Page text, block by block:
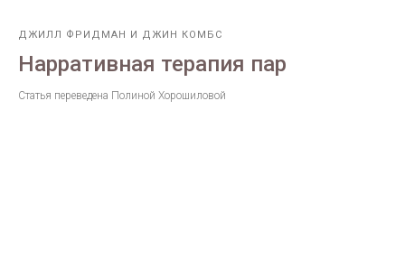
ДЖИЛЛ ФРИДМАН И ДЖИН КОМБС
Нарративная терапия пар
Статья переведена Полиной Хорошиловой